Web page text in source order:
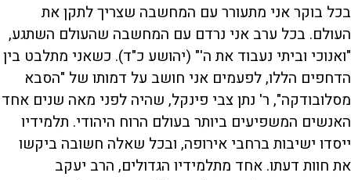
בכל בוקר אני מתעורר עם המחשבה שצריך לתקן את
העולם. בכל ערב אני נרדם עם המחשבה שהעולם השתגע,
"ואנוכי וביתי נעבוד את ה'" (יהושע כ"ד). כשאני מתלבט בין
הדחפים הללו, לפעמים אני חושב על דמותו של "הסבא
מסלובודקה", ר' נתן צבי פינקל, שהיה לפני מאה שנים אחד
האנשים המשפיעים ביותר בעולם הרוח היהודי. תלמידיו
ייסדו ישיבות ברחבי אירופה, ובכל שאלה חשובה ביקשו
את חוות דעתו. אחד מתלמידיו הגדולים, הרב יעקב